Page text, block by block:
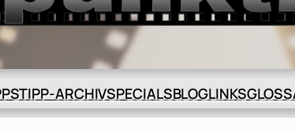
TIPP-ARCHIVSPECIALSBLOGLINKS